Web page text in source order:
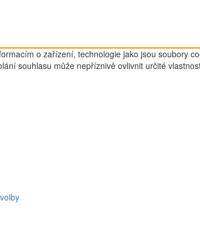
o zařízení, technologie jako jsou soubory
souhlasu může nepříznivě ovlivnit určité